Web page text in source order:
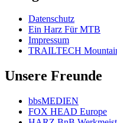
Datenschutz
Ein Harz Für MTB
Impressum
TRAILTECH
Unsere Freunde
bbsMEDIEN
FOX HEAD Europe